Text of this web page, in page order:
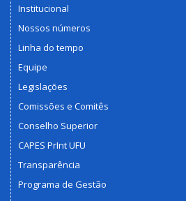
Institucional
Nossos números
Linha do tempo
Equipe
Legislações
Comissões e Comitês
Conselho Superior
CAPES PrInt UFU
Transparência
Programa de Gestão